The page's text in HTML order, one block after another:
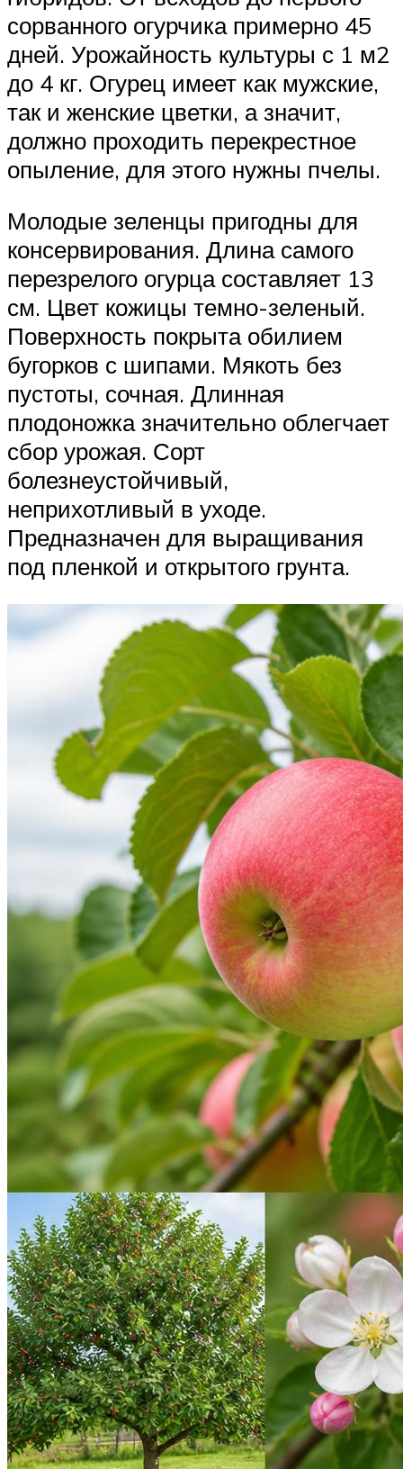
сорванного огурчика примерно 45
дней. Урожайность культуры с 1 м2
до 4 кг. Огурец имеет как мужские,
так и женские цветки, а значит,
должно проходить перекрестное
опыление, для этого нужны пчелы.
Молодые зеленцы пригодны для
консервирования. Длина самого
перезрелого огурца составляет 13
см. Цвет кожицы темно-зеленый.
Поверхность покрыта обилием
бугорков с шипами. Мякоть без
пустоты, сочная. Длинная
плодоножка значительно облегчает
сбор урожая. Сорт
болезнеустойчивый,
неприхотливый в уходе.
Предназначен для выращивания
под пленкой и открытого грунта.